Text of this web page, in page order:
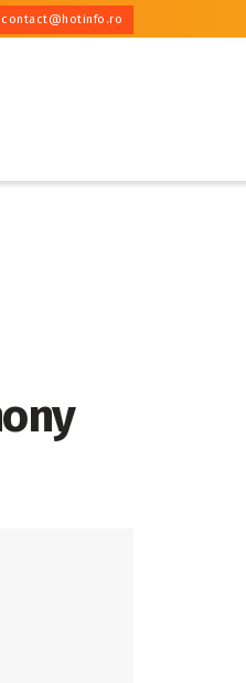
contact@hotinfo.ro